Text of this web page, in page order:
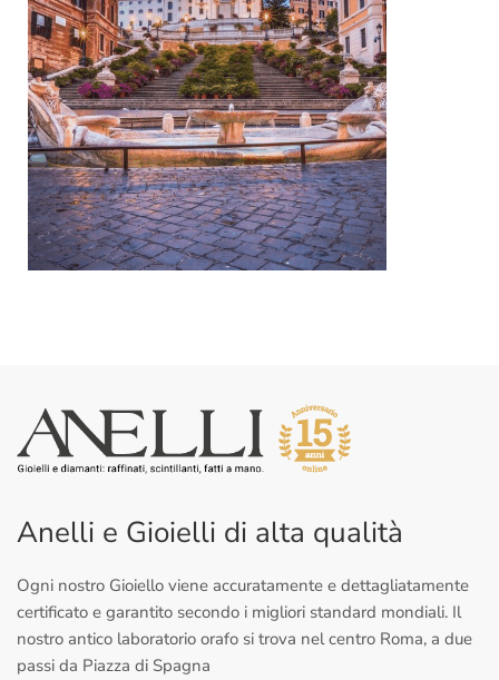
Anelli e Gioielli di alta qualità
Ogni nostro Gioiello viene accuratamente e dettagliatamente
certificato e garantito secondo i migliori standard mondiali. Il
nostro antico laboratorio orafo si trova nel centro Roma, a due
passi da Piazza di Spagna